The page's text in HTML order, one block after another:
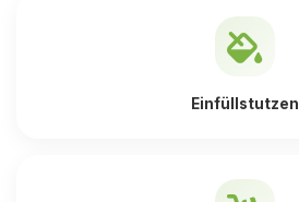
Einfüllstutzen